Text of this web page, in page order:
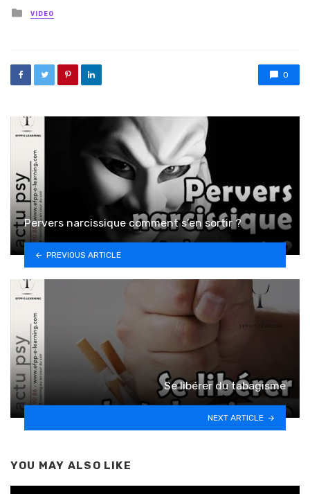
Posted in
VIDEO
0
Pervers narcissique comment s’en sortir ?
PREVIOUS ARTICLE
Se libérer du tabagisme
NEXT ARTICLE
YOU MAY ALSO LIKE